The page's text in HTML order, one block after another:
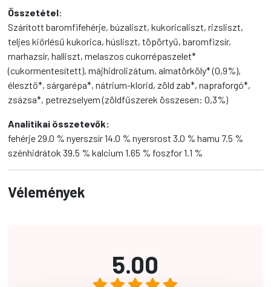
Összetétel:
Szárított baromfifehérje, búzaliszt, kukoricaliszt, rizsliszt,
teljes kiőrlésű kukorica, húsliszt, töpörtyű, baromfizsír,
marhazsír, halliszt, melaszos cukorrépaszelet*
(cukormentesített), májhidrolizátum, almatörköly* (0,9%),
élesztő*, sárgarépa*, nátrium-klorid, zöld zab*, napraforgó*,
zsázsa*, petrezselyem (zöldfűszerek összesen: 0,3%)
Analitikai összetevők:
fehérje 29.0 % nyerszsír 14.0 % nyersrost 3.0 % hamu 7.5 %
szénhidrátok 39.5 % kalcium 1.65 % foszfor 1.1 %
Vélemények
5.00